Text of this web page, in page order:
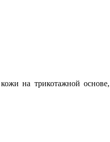
на трикотажной основе,